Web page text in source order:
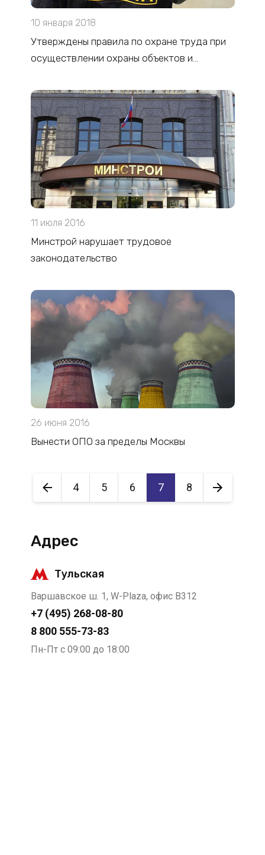
10 января 2018
Утверждены правила по охране труда при
осуществлении охраны объектов и
11 июля 2016
Минстрой нарушает трудовое
законодательство
26 июня 2016
Вынести ОПО за пределы Москвы
4 5 6 7 8
Адрес
Тульская
Варшавское ш. 1, W-Plaza, офис В312
+7 (495) 268-08-80
8 800 555-73-83
Пн-Пт с 09:00 до 18:00